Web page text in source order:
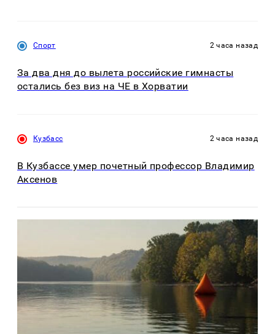
Спорт 2 часа назад
За два дня до вылета российские гимнасты
остались без виз на ЧЕ в Хорватии
Кузбасс 2 часа назад
В Кузбассе умер почетный профессор Владимир
Аксенов